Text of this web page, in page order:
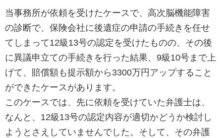
当事務所が依頼を受けたケースで、高次脳機能障害
の診断で、保険会社に後遺症の申請の手続きを任せ
てしまって12級13号の認定を受けたものの、その後
に異議申立ての手続きを行った結果、9級10号まで上
げて、賠償額も提示額から3300万円アップすること
ができたケースがあります。
このケースでは、先に依頼を受けていた弁護士は、
なんと、12級13号の認定内容が適切かどうか検討し
ようとさえしていませんでした。そして、その弁護